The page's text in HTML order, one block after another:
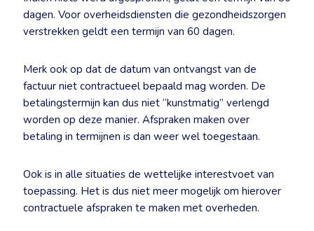
dagen. Voor overheidsdiensten die gezondheidszorgen
verstrekken geldt een termijn van 60 dagen.
Merk ook op dat de datum van ontvangst van de
factuur niet contractueel bepaald mag worden. De
betalingstermijn kan dus niet “kunstmatig” verlengd
worden op deze manier. Afspraken maken over
betaling in termijnen is dan weer wel toegestaan.
Ook is in alle situaties de wettelijke interestvoet van
toepassing. Het is dus niet meer mogelijk om hierover
contractuele afspraken te maken met overheden.